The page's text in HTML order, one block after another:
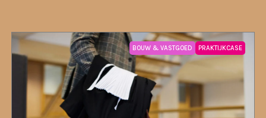
BOUW & VASTGOED PRAKTIJKCASE